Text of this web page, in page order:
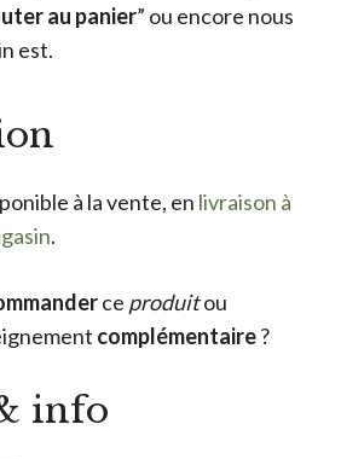
au panier” ou encore nous
est.
à la vente, en livraison à
.
ce produitou
complémentaire?
info